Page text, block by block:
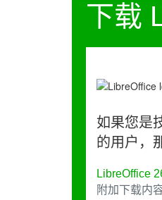
下载
如果您是
的用户，
LibreOffice
附加下载内